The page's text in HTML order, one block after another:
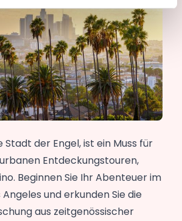
Stadt der Engel, ist ein Muss für
Entdeckungstouren,
Beginnen Sie Ihr Abenteuer im
Angeles und erkunden Sie die
aus zeitgenössischer